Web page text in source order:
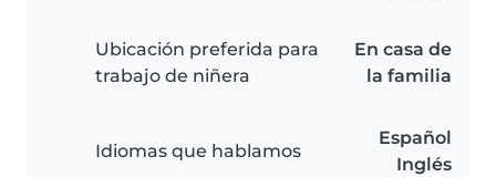
Ubicación preferida para
trabajo de niñera
En casa de
la familia
Idiomas que hablamos
Español
Inglés